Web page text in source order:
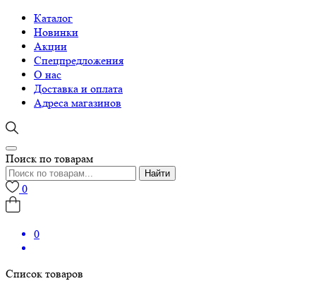
Каталог
Новинки
Акции
Спецпредложения
О нас
Доставка и оплата
Адреса магазинов
Поиск по товарам
Найти
0
0
Список товаров